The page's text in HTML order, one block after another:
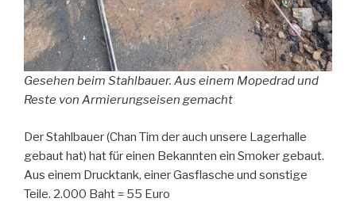
Gesehen beim Stahlbauer. Aus einem Mopedrad und
Reste von Armierungseisen gemacht
Der Stahlbauer (Chan Tim der auch unsere Lagerhalle
gebaut hat) hat für einen Bekannten ein Smoker gebaut.
Aus einem Drucktank, einer Gasflasche und sonstige
Teile. 2.000 Baht = 55 Euro